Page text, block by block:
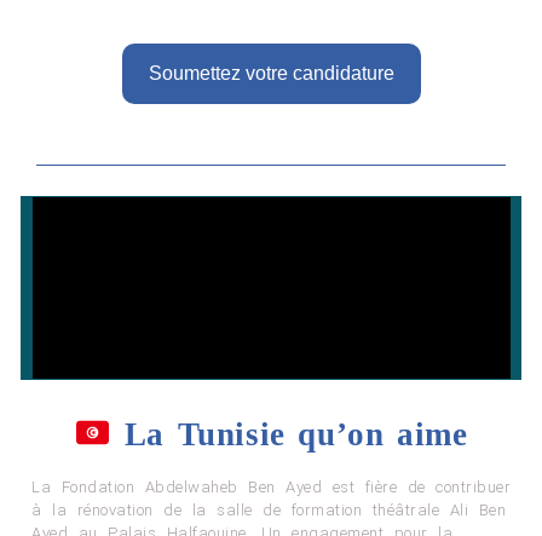
Soumettez votre candidature
La Tunisie qu’on aime
La Fondation Abdelwaheb Ben Ayed est fière de contribuer
à la rénovation de la salle de formation théâtrale Ali Ben